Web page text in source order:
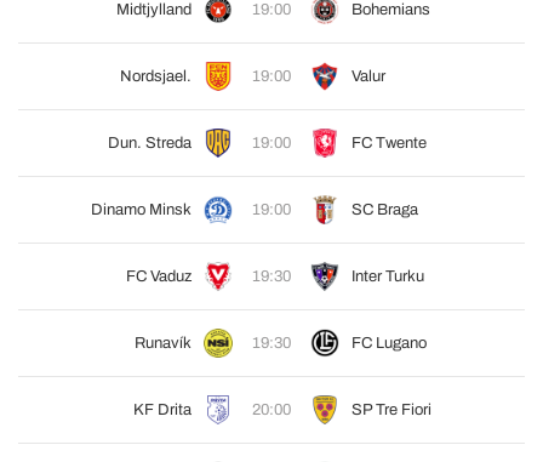
Midtjylland 19:00 Bohemians
Nordsjael. 19:00 Valur
Dun. Streda 19:00 FC Twente
Dinamo Minsk 19:00 SC Braga
FC Vaduz 19:30 Inter Turku
Runavík 19:30 FC Lugano
KF Drita 20:00 SP Tre Fiori